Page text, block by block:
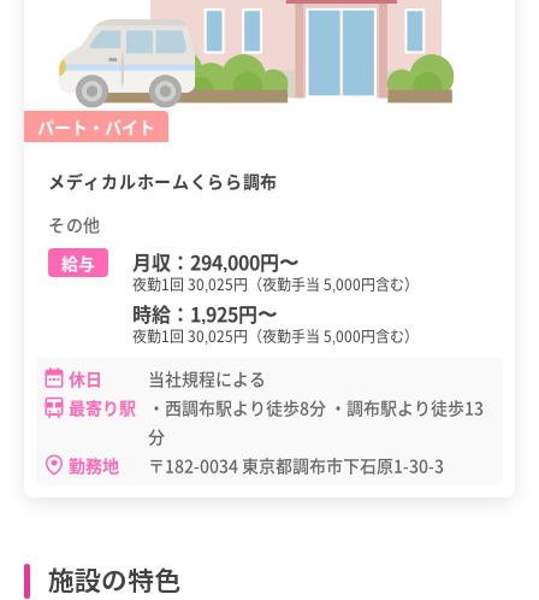
パート・バイト
メディカルホームくらら調布
その他
給与
月収： 294,000円〜
夜勤1回 30,025円（夜勤手当 5,000円含む）
時給： 1,925円〜
夜勤1回 30,025円（夜勤手当 5,000円含む）
休日
当社規程による
最寄り駅
・西調布駅より徒歩8分 ・調布駅より徒歩13
分
勤務地
〒182-0034 東京都調布市下石原1-30-3
施設の特色